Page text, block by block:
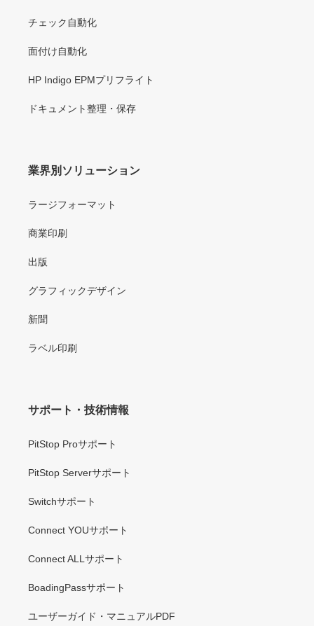
チェック自動化
面付け自動化
HP Indigo EPMプリフライト
ドキュメント整理・保存
業界別ソリューション
ラージフォーマット
商業印刷
出版
グラフィックデザイン
新聞
ラベル印刷
サポート・技術情報
PitStop Proサポート
PitStop Serverサポート
Switchサポート
Connect YOUサポート
Connect ALLサポート
BoadingPassサポート
ユーザーガイド・マニュアルPDF